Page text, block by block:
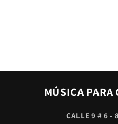
MÚSICA PARA
CALLE 9 # 6 -